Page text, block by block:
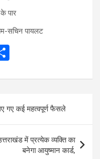
पार
सचिन पायलट
ar
गए कई महत्वपूर्ण फैसले
में प्रत्येक व्यक्ति का
बनेगा आयुष्मान कार्ड,